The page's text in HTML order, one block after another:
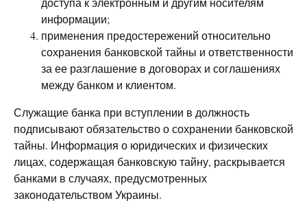
информации;
применения предостережений относительно
сохранения банковской тайны и ответственности
за ее разглашение в договорах и соглашениях
между банком и клиентом.
Служащие банка при вступлении в должность
подписывают обязательство о сохранении банковской
тайны. Информация о юридических и физических
лицах, содержащая банковскую тайну, раскрывается
банками в случаях, предусмотренных
законодательством Украины.